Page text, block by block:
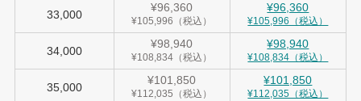
33,000
¥96,360
¥105,996（税込）
¥96,360
¥105,996（税込）
34,000
¥98,940
¥108,834（税込）
¥98,940
¥108,834（税込）
35,000
¥101,850
¥112,035（税込）
¥101,850
¥112,035（税込）